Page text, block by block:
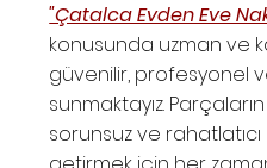
"Çatalca Evden Eve
konusunda uzman ve
güvenilir, profesyonel
sunmaktayız.
sorunsuz ve